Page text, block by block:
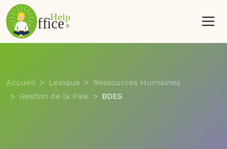
Accueil Lexique
Ressources Humaines
Gestion de la Paie
BDES